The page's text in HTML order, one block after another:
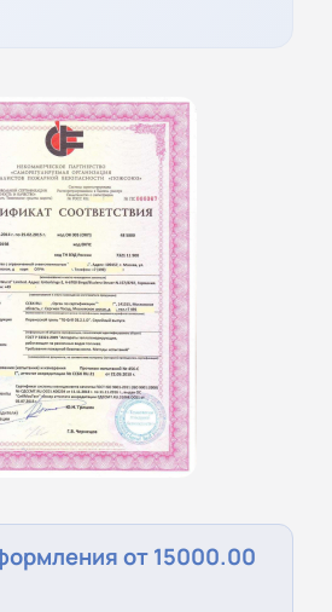
от 15000.00